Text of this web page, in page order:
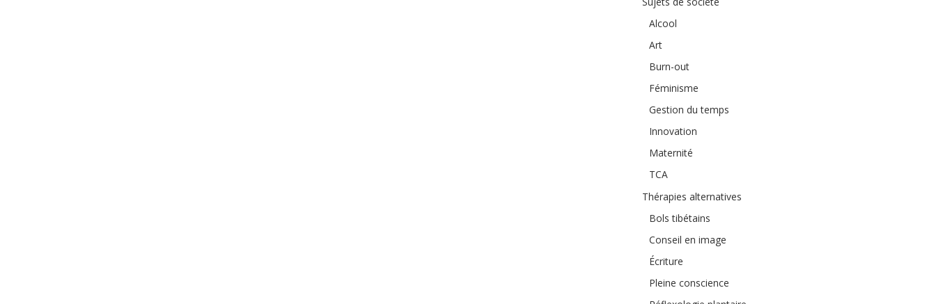
Alcool
Art
Burn-out
Féminisme
Gestion du temps
Innovation
Maternité
TCA
Thérapies alternatives
Bols tibétains
Conseil en image
Écriture
Pleine conscience